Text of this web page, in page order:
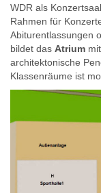
WDR als
Rahmen für
Abiturentlassungen
bildet das Atrium
architektonische
Klassenräume ist